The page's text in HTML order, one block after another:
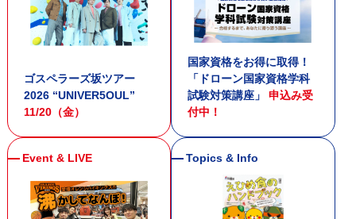
ゴスペラーズ坂ツアー
2026 “UNIVER5OUL”
11/20（金）
国家資格をお得に取得！
「ドローン国家資格学科
試験対策講座」申込み受
付中！